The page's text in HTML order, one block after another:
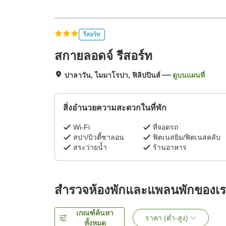
รีสอร์ท
สกายลอดจ์ รีสอร์ท
ปาลาวัน, ไมมาโรปา, ฟิลิปปินส์ ดูบนแผนที่
สิ่งอำนวยความสะดวกในที่พัก
Wi-Fi
ที่จอดรถ
สปา/บิวตี้ซาลอน
ฟิตเนสยิม/ฟิตเนสคลับ
สระว่ายน้ำ
ร้านอาหาร
สำรวจห้องพักและแพลนพักของเ
เกณฑ์ค้นหา
ทั้งหมด
ราคา (ต่ำ-สูง)